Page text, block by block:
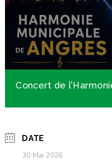
Concert de
DATE
30 Mai 2026